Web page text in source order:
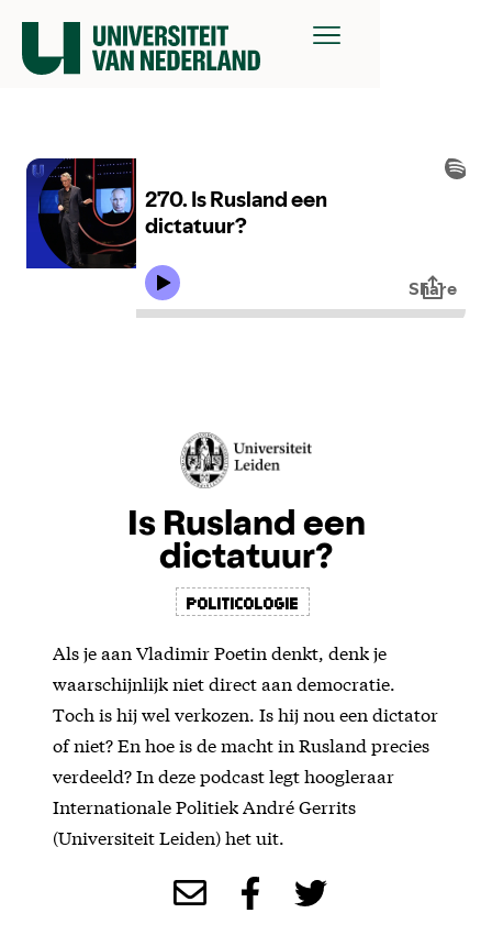
Is Rusland een
dictatuur?
politicologie
Als je aan Vladimir Poetin denkt, denk je
waarschijnlijk niet direct aan democratie.
Toch is hij wel verkozen. Is hij nou een dictator
of niet? En hoe is de macht in Rusland precies
verdeeld? In deze podcast legt hoogleraar
Internationale Politiek André Gerrits
(Universiteit Leiden) het uit.